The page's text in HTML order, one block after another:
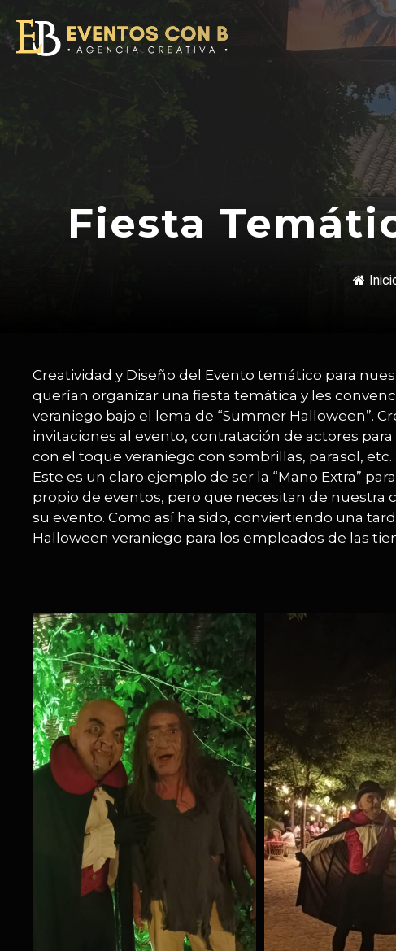
contenido
Fiesta
Creatividad y Diseño del Evento temático para
querían organizar una fiesta temática y les
veraniego bajo el lema de “Summer Halloween”.
invitaciones al evento, contratación de actores
con el toque veraniego con sombrillas, parasol,
Este es un claro ejemplo de ser la “Mano Extra”
propio de eventos, pero que necesitan de nuestra
su evento. Como así ha sido, conviertiendo una
Halloween veraniego para los empleados de las